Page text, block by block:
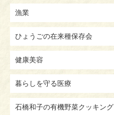
漁業
ひょうごの在来種保存会
健康美容
暮らしを守る医療
石橋和子の有機野菜クッキング